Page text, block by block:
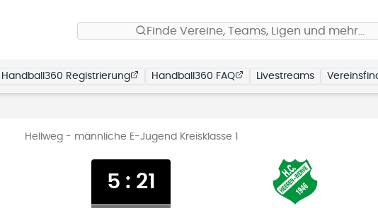
Finde Vereine, Teams, Ligen und mehr…
Handball360 Registrierung Handball360 FAQ Livestreams
Hellweg - männliche E-Jugend Kreisklasse 1
5 : 21